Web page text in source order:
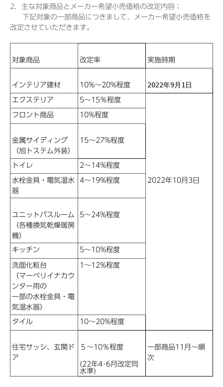
2．主な対象商品とメーカー希望小売価格の改定内容：
下記対象の一部商品につきまして、メーカー希望小売価格を
改定させていただきます。
対象商品 改定率 実施時期
インテリア建材 10%～20%程度 2022年9月 1 日
エクステリア 5～ 15％程度
フロント商品 10%程度
金属サイディング
（旭トステム外装）
15～27%程度
トイレ 2～ 14%程度
水栓金具・電気温水
器
4～ 19%程度 2022年10月 3日
ユニットバスルーム
（各種換気乾燥暖房
機）
5～24%程度
キッチン 5～ 10%程度
洗面化粧台
（マーベリ イ ナカウ
ンター用の
一部の水栓金具・電
気温水器）
1 ～ 12%程度
タイル 10～20%程度
住宅サッシ、玄関ド
ア
５～10％程度
(22年4･6月改定同
水準)
一部商品 11 月～順
次